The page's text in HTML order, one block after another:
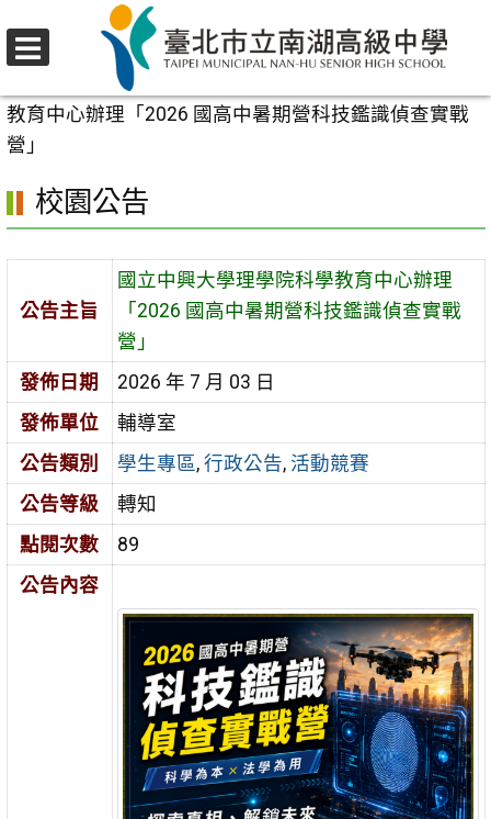
至
要
內
校園公告
教育中心辦理「2026 國高中暑期營科技鑑識偵查實戰
營」
校園公告
公告主旨
國立中興大學理學院科學教育中心辦理
「2026 國高中暑期營科技鑑識偵查實戰
營」
發佈日期
2026 年 7 月 03 日
發佈單位
輔導室
公告類別
學生專區, 行政公告, 活動競賽
公告等級
轉知
點閱次數
89
公告內容
選
單